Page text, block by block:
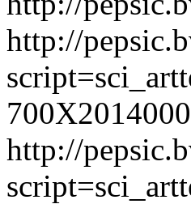
http://
http://